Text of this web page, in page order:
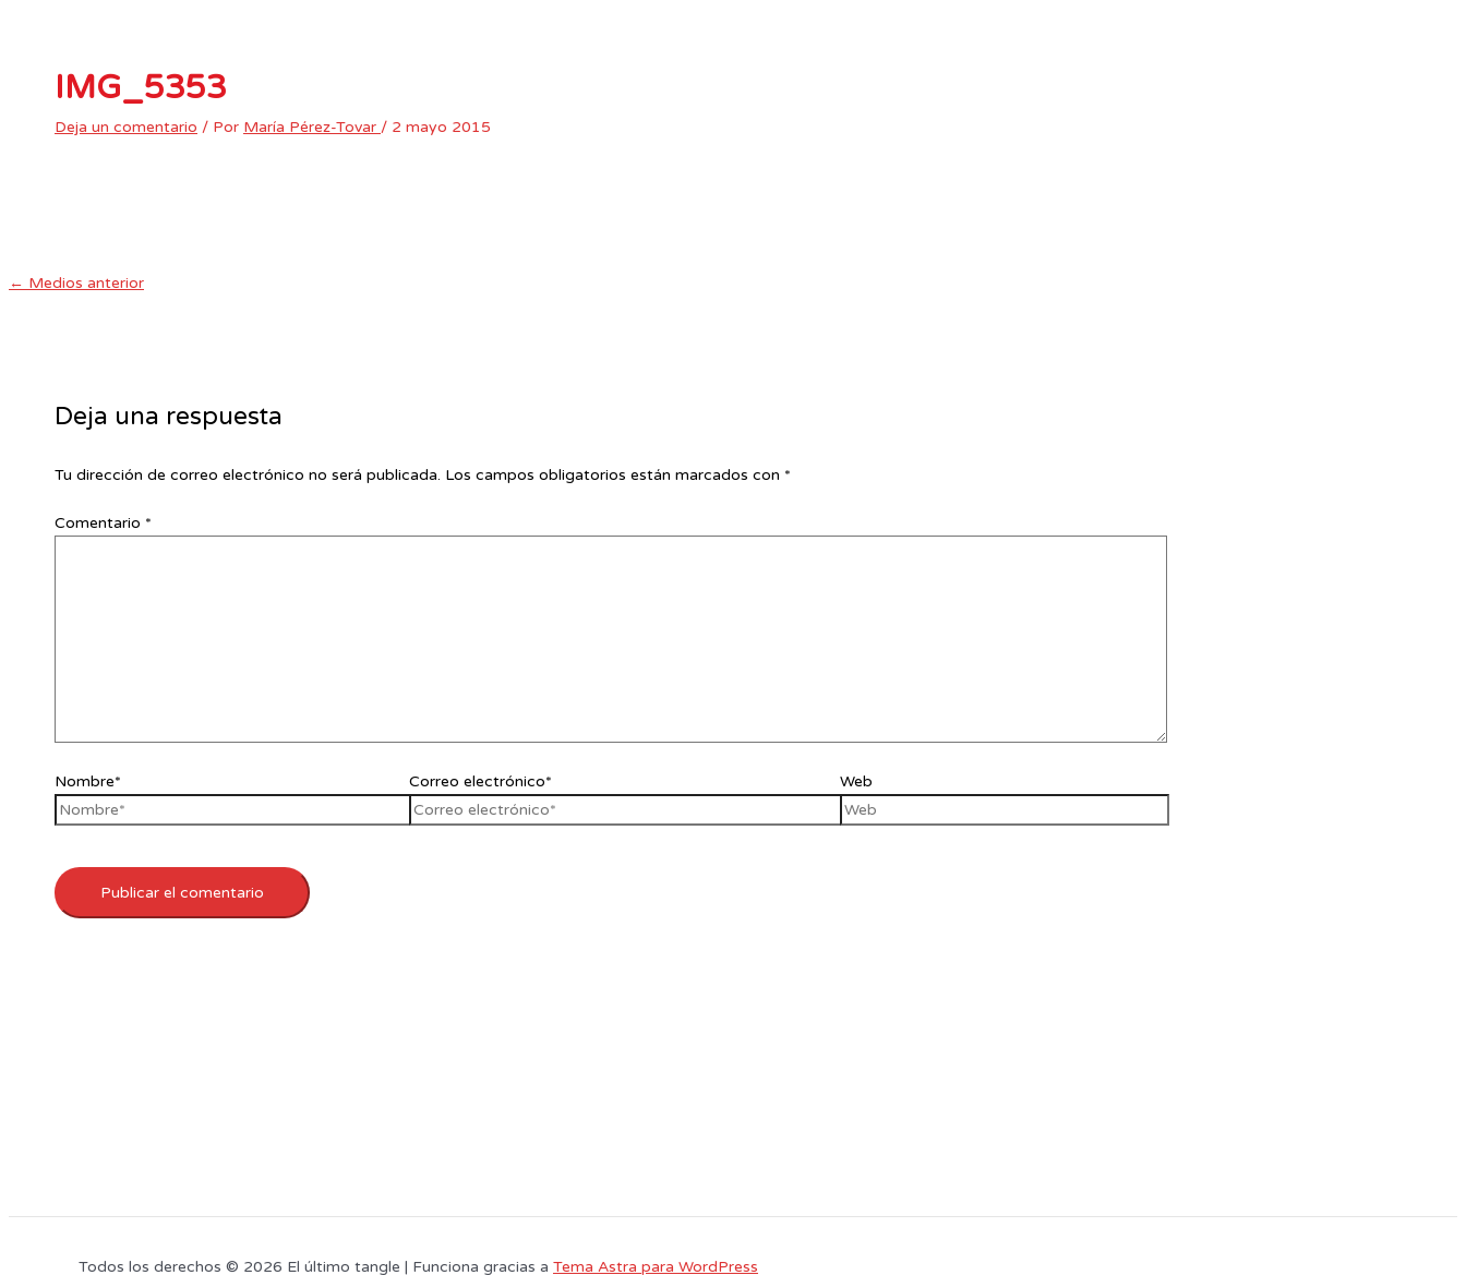
IMG_5353
Deja un comentario / Por María Pérez-Tovar / 2 mayo 2015
← Medios anterior
Deja una respuesta
Tu dirección de correo electrónico no será publicada. Los campos obligatorios están marcados con *
Comentario *
Nombre* Correo electrónico* Web
Todos los derechos © 2026 El último tangle | Funciona gracias a Tema Astra para WordPress